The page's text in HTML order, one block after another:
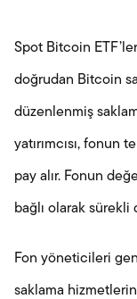
Spot Bitcoin
doğrudan Bitcoin
düzenlenmiş
yatırımcısı, fonun
pay alır. Fonun
bağlı olarak sürekli
Fon yöneticileri
saklama